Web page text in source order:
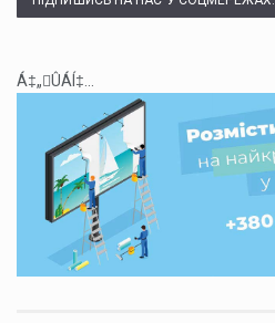
Á‡„ÛÁÍ‡...